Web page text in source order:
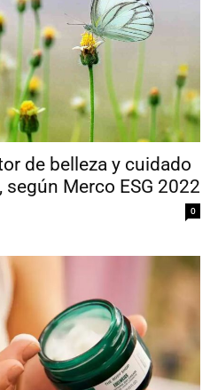
de belleza y cuidado
Merco ESG 2022
0